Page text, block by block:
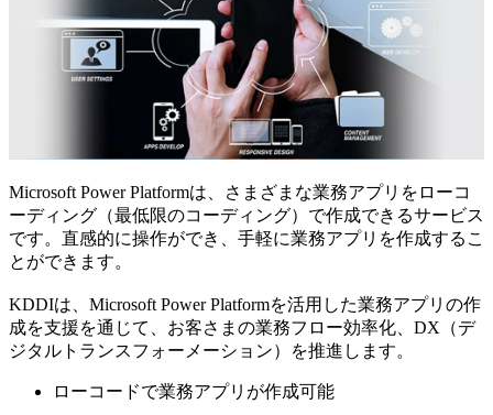
Microsoft Power Platformは、さまざまな業務アプリをローコ
ーディング（最低限のコーディング）で作成できるサービス
です。直感的に操作ができ、手軽に業務アプリを作成するこ
とができます。
KDDIは、Microsoft Power Platformを活用した業務アプリの作
成を支援を通じて、お客さまの業務フロー効率化、DX（デ
ジタルトランスフォーメーション）を推進します。
ローコードで業務アプリが作成可能